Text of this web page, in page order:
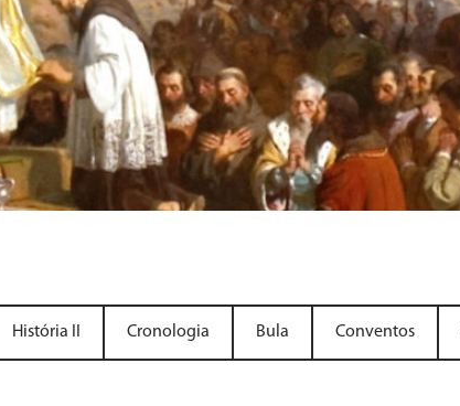
História II Cronologia Bula Conventos